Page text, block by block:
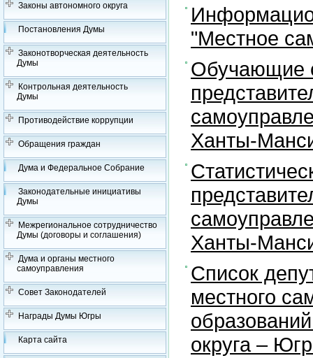
Законы автономного округа
Постановления Думы
Законотворческая деятельность
Думы
Контрольная деятельность
Думы
Противодействие коррупции
Обращения граждан
Дума и Федеральное Собрание
Законодательные инициативы
Думы
Межрегиональное сотрудничество
Думы (договоры и соглашения)
Дума и органы местного
самоуправления
Совет Законодателей
Награды Думы Югры
Карта сайта
"Местное
Обучающие
Ханты-
Ханты-
Список
местного
округа –